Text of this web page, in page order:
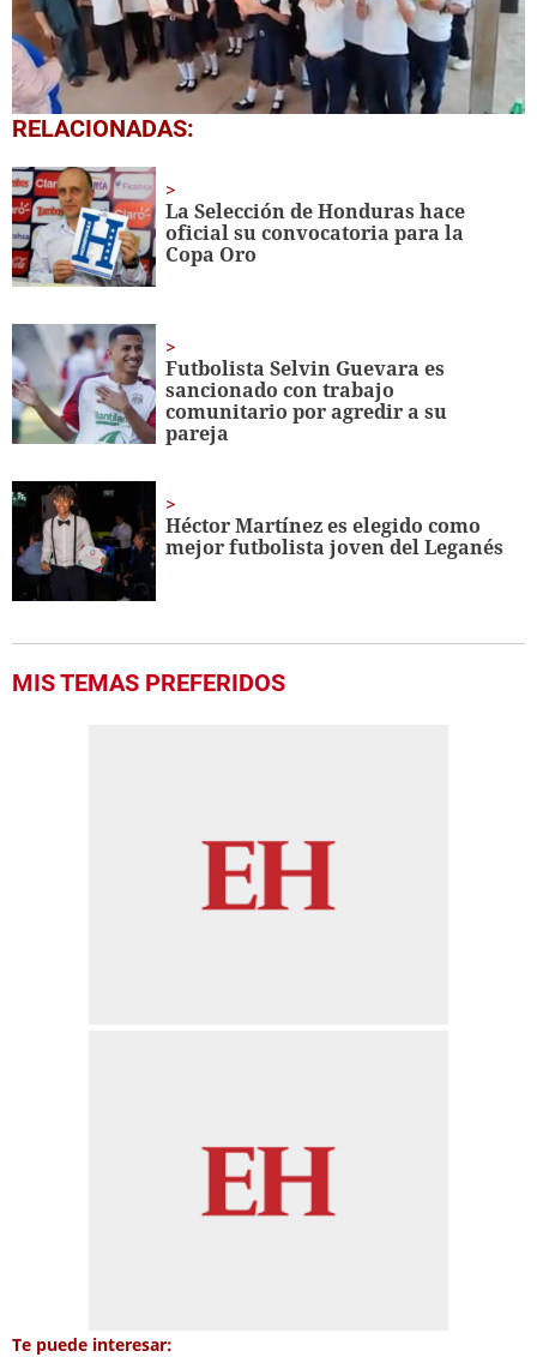
0
seconds
1
minute,
56
seconds
RELACIONADAS:
La Selección de Honduras hace
oficial su convocatoria para la
Copa Oro
Futbolista Selvin Guevara es
sancionado con trabajo
comunitario por agredir a su
pareja
Héctor Martínez es elegido como
mejor futbolista joven del Leganés
MIS TEMAS PREFERIDOS
Te puede interesar: